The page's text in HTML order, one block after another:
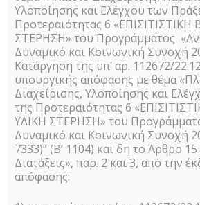
για
Υλοποίησης και Ελέγχου των
Προτεραιότητας 6
ΣΤΕΡΗΣΗ» του Προγράμματος
Δυναμικό και Κοινωνική Συνοχή
Κατάργηση της υπ’ αρ. 112672/
υπουργικής απόφασης με θέμα
Διαχείρισης, Υλοποίησης και
της Προτεραιότητας 6
ΥΛΙΚΗ ΣΤΕΡΗΣΗ» του
Δυναμικό και Κοινωνική Συνοχή
7333)” (Β’ 1104) και δη το Άρθρο 15
Διατάξεις», παρ. 2 και 3, από την
απόφασης: